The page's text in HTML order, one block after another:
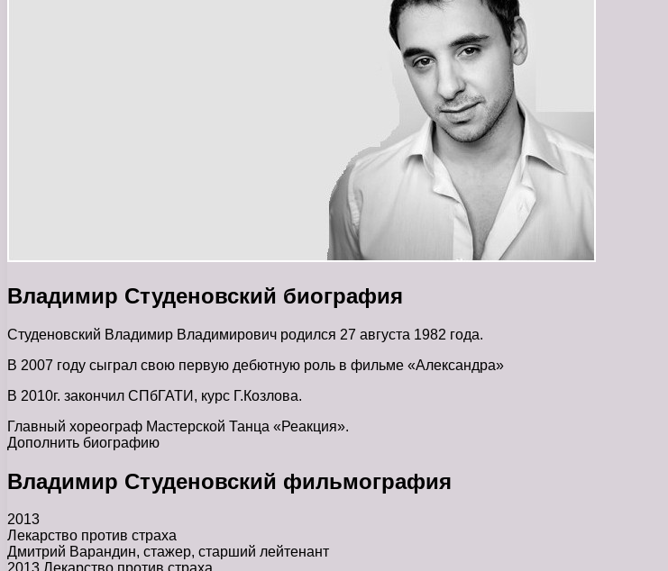
Владимир Студеновский биография
Студеновский Владимир Владимирович родился 27 августа 1982 года.
В 2007 году сыграл свою первую дебютную роль в фильме «Александра»
В 2010г. закончил СПбГАТИ, курс Г.Козлова.
Главный хореограф Мастерской Танца «Реакция».
Дополнить биографию
Владимир Студеновский фильмография
2013
Лекарство против страха
Дмитрий Варандин, стажер, старший лейтенант